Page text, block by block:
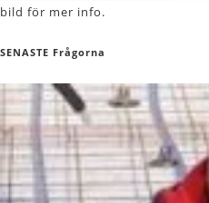
bild för mer info.
SENASTE Frågorna